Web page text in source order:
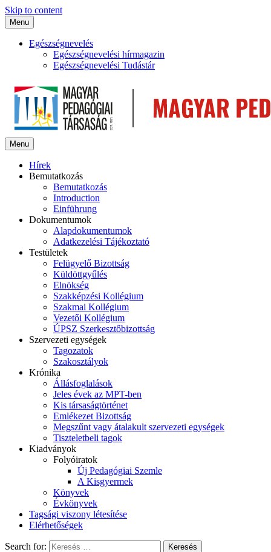
Skip to content
Menu
Egészségnevelés
Egészségnevelési hírmagazin
Egészségnevelési Tudástár
Menu
Hírek
Bemutatkozás
Bemutatkozás
Introduction
Einführung
Dokumentumok
Alapdokumentumok
Adatkezelési Tájékoztató
Testületek
Felügyelő Bizottság
Küldöttgyűlés
Elnökség
Szakképzési Kollégium
Szakmai Kollégium
Vezetői Kollégium
ÚPSZ Szerkesztőbizottság
Szervezeti egységek
Tagozatok
Szakosztályok
Krónika
Állásfoglalások
Jeles évek az MPT-ben
Kis társaságtörténet
Emlékezet Bizottság
Megszűnt vagy átalakult szervezeti egységek
Tiszteletbeli tagok
Kiadványok
Folyóiratok
Új Pedagógiai Szemle
A Kisgyermek
Könyvek
Évkönyvek
Tagsági viszony létesítése
Elérhetőségek
Search for: